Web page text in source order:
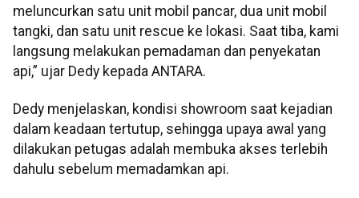
meluncurkan satu unit mobil pancar, dua unit mobil
tangki, dan satu unit rescue ke lokasi. Saat tiba, kami
langsung melakukan pemadaman dan penyekatan
api,” ujar Dedy kepada ANTARA.
Dedy menjelaskan, kondisi showroom saat kejadian
dalam keadaan tertutup, sehingga upaya awal yang
dilakukan petugas adalah membuka akses terlebih
dahulu sebelum memadamkan api.